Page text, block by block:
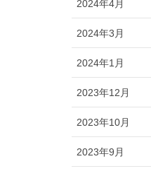
2024年4月
2024年3月
2024年1月
2023年12月
2023年10月
2023年9月